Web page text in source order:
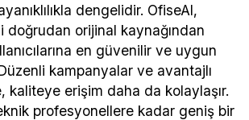
dengelidir. OfiseAl,
doğrudan orijinal kaynağından
en güvenilir ve uygun
kampanyalar ve avantajlı
kaliteye erişim daha da kolaylaşır.
profesyonellere kadar geniş bir